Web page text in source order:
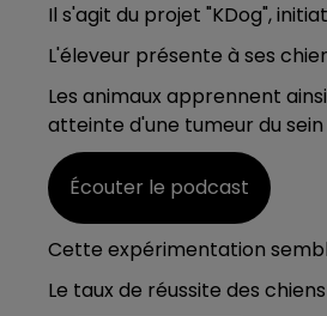
Il s'agit du projet "KDog",
L'éleveur présente à ses
Les animaux apprennent
atteinte d'une tumeur du
Écouter le podcast
Cette expérimentation
Le taux de réussite des
FM
7h00 - 11h00
BEST OF